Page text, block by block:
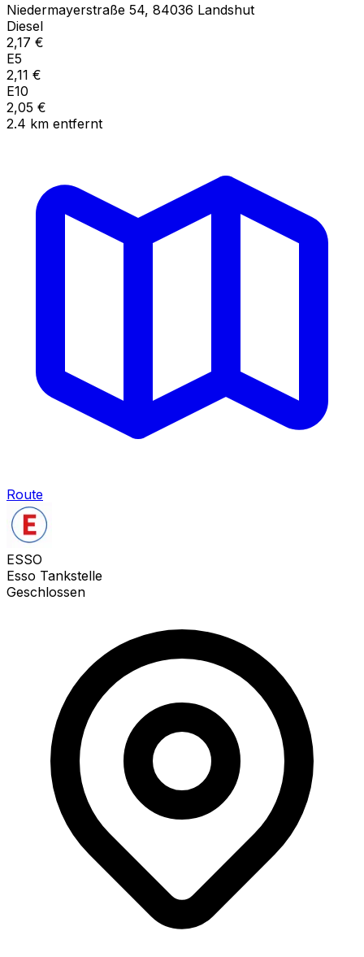
Niedermayerstraße 54, 84036 Landshut
Diesel
2,17 €
E5
2,11 €
E10
2,05 €
2.4 km entfernt
Route
ESSO
Esso Tankstelle
Geschlossen